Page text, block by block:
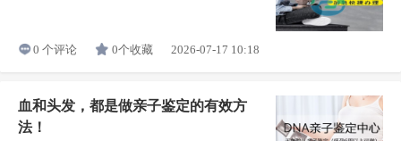
0 个评论 0个收藏 2026-07-17 10:18
血和头发，都是做亲子鉴定的有效方
法！